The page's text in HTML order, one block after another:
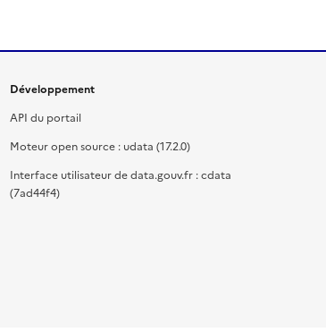
Développement
API du portail
Moteur open source : udata (17.2.0)
Interface utilisateur de data.gouv.fr : cdata
(7ad44f4)